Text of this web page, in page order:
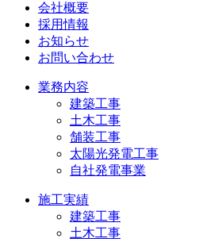
会社概要
採用情報
お知らせ
お問い合わせ
業務内容
建築工事
土木工事
舗装工事
太陽光発電工事
自社発電事業
施工実績
建築工事
土木工事